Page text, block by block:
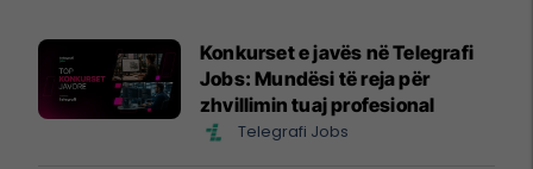
Konkurset e javës në Telegrafi
Jobs: Mundësi të reja për
zhvillimin tuaj profesional
Telegrafi Jobs